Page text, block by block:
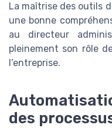
La maîtrise des outils
une bonne
au directeur
pleinement son rôle
l’entreprise.
des